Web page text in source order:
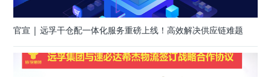
官宣 | 远孚干仓配一体化服务重磅上线！高效解决供应链难题